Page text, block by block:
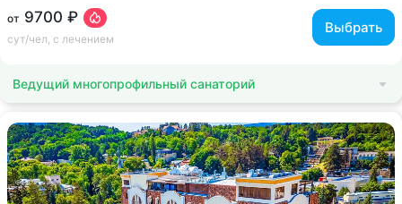
от 9700 ₽
сут/чел, с лечением
Выбрать
ещё 6
Ведущий многопрофильный санаторий